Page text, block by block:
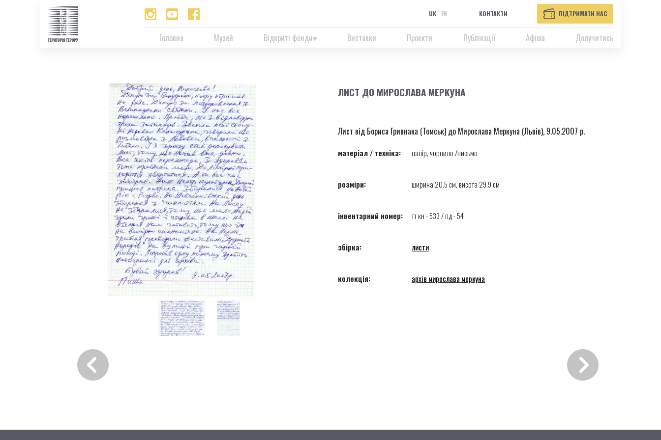
UK EN КОНТАКТИ ПІДТРИМАТИ НАС
Головна Музей Відкриті фонди Виставки Проєкти Публікації Афіша Долучитись
ЛИСТ ДО МИРОСЛАВА МЕРКУНА
Лист від Бориса Гривнака (Томськ) до Мирослава Меркуна (Львів), 9.05.2007 р.
матеріал / техніка: папір, чорнило /письмо
розміри: ширина 20.5 см, висота 29.9 см
інвентарний номер: тт кн - 533 / пд - 54
збірка: листи
колекція: архів мирослава меркуна